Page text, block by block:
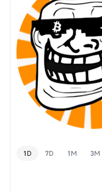
1D 7D 1M 3M